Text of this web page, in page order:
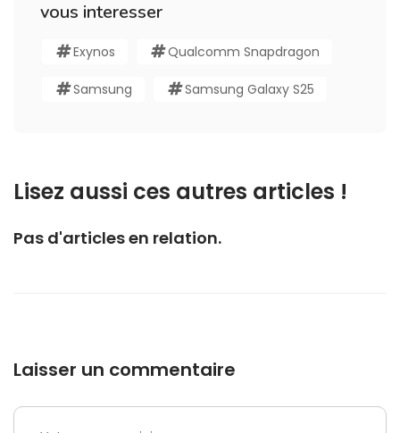
vous interesser
Exynos Qualcomm Snapdragon
Samsung Samsung Galaxy S25
Lisez aussi ces autres articles !
Pas d'articles en relation.
Laisser un commentaire